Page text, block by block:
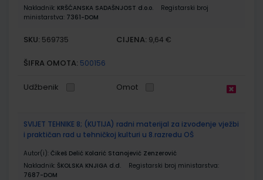
Nakladnik: KRŠĆANSKA SADAŠNJOST d.o.o.
Registarski broj
ministarstva: 7361-DOM
SKU: 569735 CIJENA: 9,64 €
ŠIFRA OMOTA: 500156
Udžbenik Omot
SVIJET TEHNIKE 8; (KUTIJA) radni materijal za izvođenje vježbi
i praktičan rad u tehničkoj kulturi u 8.razredu OŠ
Autor(i): Čikeš Delić Kolarić Stanojević Zenzerović
Nakladnik: ŠKOLSKA KNJIGA d.d.
Registarski broj ministarstva:
7687-DOM